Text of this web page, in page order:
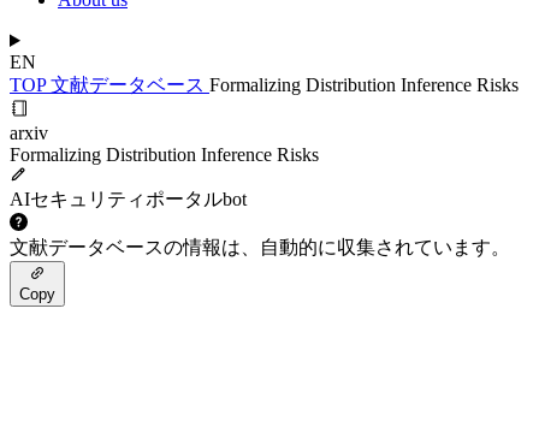
EN
TOP文献データベース Formalizing Distribution Inference Risks
arxiv
Formalizing Distribution Inference Risks
AIセキュリティポータルbot
文献データベースの情報は、自動的に収集されています。
Copy